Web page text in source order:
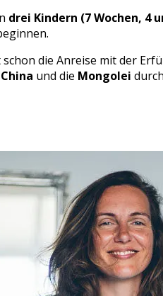
drei Kindern (7 Wochen, 4
die Anreise mit der
und die Mongolei